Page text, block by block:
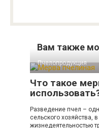
Вам также
Пчелопродукция
Что такое
Разведение пчел –
сельского хозяйства,
жизнедеятельностью